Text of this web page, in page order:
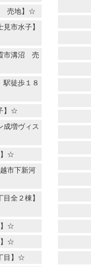
売地】☆
市水子】
市溝沼 売
徒歩１８
】☆
成増ヴィス
】☆
市下新河
全２棟】
】☆
】☆
目】☆